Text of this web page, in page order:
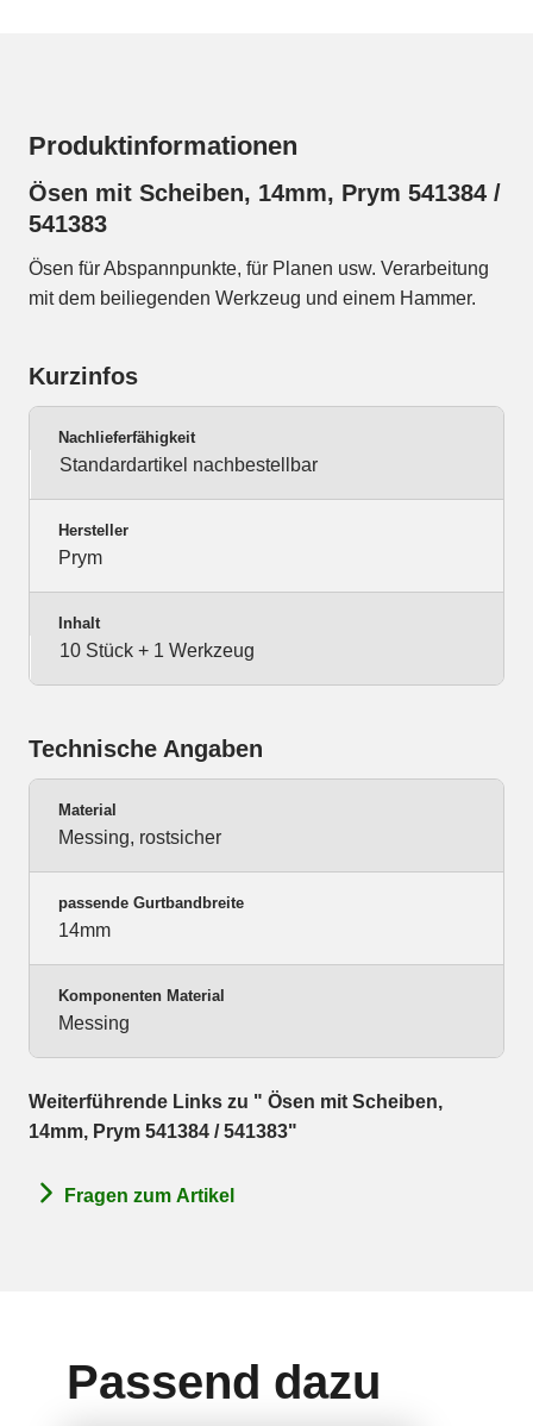
Produktinformationen
Ösen mit Scheiben, 14mm, Prym 541384 /
541383
Ösen für Abspannpunkte, für Planen usw. Verarbeitung
mit dem beiliegenden Werkzeug und einem Hammer.
Kurzinfos
Nachlieferfähigkeit
Standardartikel nachbestellbar
Hersteller
Prym
Inhalt
10 Stück + 1 Werkzeug
Technische Angaben
Material
Messing, rostsicher
passende Gurtbandbreite
14mm
Komponenten Material
Messing
Weiterführende Links zu " Ösen mit Scheiben,
14mm, Prym 541384 / 541383"
Fragen zum Artikel
Passend dazu